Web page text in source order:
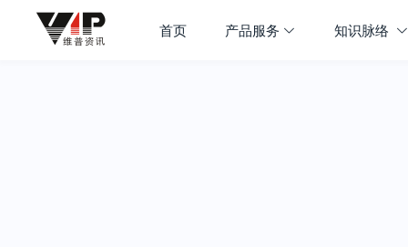
首页 产品服务 知识脉络